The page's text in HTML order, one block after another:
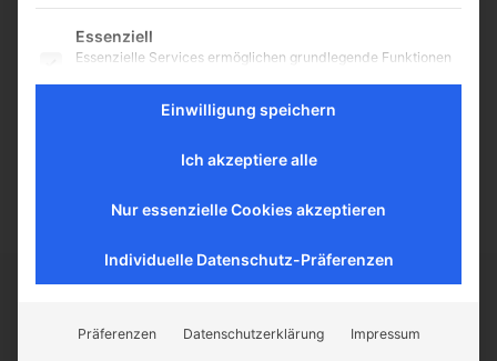
im 2. Weltkrieg von Matthias Jean-
Marie Schäppi Finanzielle
Hilfsaktionen und Unterstützung
jüdischer Emigranten in aller Welt
CATHWALK.DE
Es folgt eine Liste der Service-Gruppen, für die eine
Essenziell
Essenzielle Services ermöglichen grundlegende Funktionen
Aufschluss darüber geben, wie unsere Besucher mit unserer
Externe Medien
werden standardmäßig blockiert. Wenn externe Services
Einwilligung speichern
Ich akzeptiere alle
Nur essenzielle Cookies akzeptieren
Individuelle Datenschutz-Präferenzen
Präferenzen Datenschutzerklärung Impressum